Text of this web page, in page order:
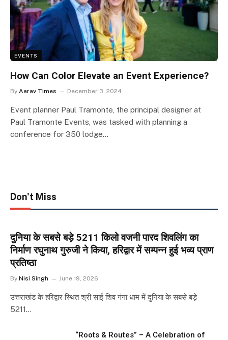
EVENTS
How Can Color Elevate an Event Experience?
By Aarav Times December 3, 2024
Event planner Paul Tramonte, the principal designer at
Paul Tramonte Events, was tasked with planning a
conference for 350 lodge…
Don't Miss
दुनिया के सबसे बड़े 5211 किलो वजनी पारद शिवलिंग का
निर्माण रघुनाथ गुरुजी ने किया, हरिद्वार में सम्पन्न हुई भव्य प्राण
प्रतिष्ठा
By Nisi Singh June 19, 2026
उत्तराखंड के हरिद्वार स्थित श्री साई शिव गंगा धाम में दुनिया के सबसे बड़े
5211…
“Roots & Routes” – A Celebration of